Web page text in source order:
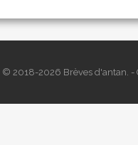
© 2018-2026 Brèves d'antan. -